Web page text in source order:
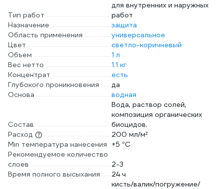
Тип работ
для внутренних и наружных
работ
Назначение
защита
Область применения
универсальное
Цвет
светло-коричневый
Объем
1 л
Вес нетто
1.1 кг
Концентрат
есть
Глубокого проникновения
да
Основа
водная
Состав
Вода, раствор солей,
композиция органических
биоцидов.
Расход
200 мл/м²
Min температура нанесения
+5 °С
Рекомендуемое количество
слоев
2-3
Время полного высыхания
24 ч
кисть/валик/погружение/